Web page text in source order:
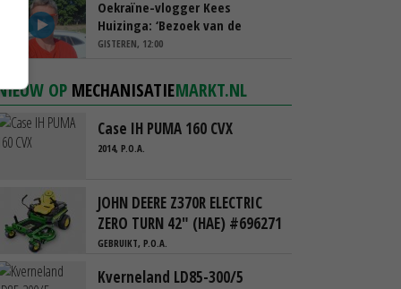
Oekraïne-vlogger Kees
Huizinga: ‘Bezoek van de
ambassade mag zelf groente
GISTEREN, 12:00
OP MECHANISATIEMARKT.NL
Case IH PUMA 160 CVX
2014, P.O.A.
JOHN DEERE Z370R ELECTRIC
ZERO TURN 42" (HAE) #696271
GEBRUIKT, P.O.A.
Kverneland LD85-300/5